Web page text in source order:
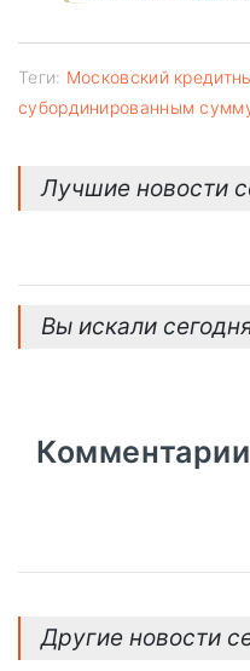
Теги: Московский
субординированным
Лучшие новости
Вы искали
Другие новости